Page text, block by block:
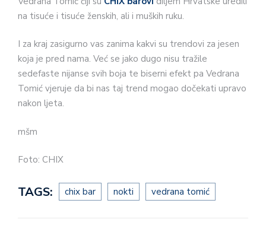
na tisuće i tisuće ženskih, ali i muških ruku.
I za kraj zasigurno vas zanima kakvi su trendovi za jesen
koja je pred nama. Već se jako dugo nisu tražile
sedefaste nijanse svih boja te biserni efekt pa Vedrana
Tomić vjeruje da bi nas taj trend mogao dočekati upravo
nakon ljeta.
mšm
Foto: CHIX
TAGS: chix bar nokti vedrana tomić